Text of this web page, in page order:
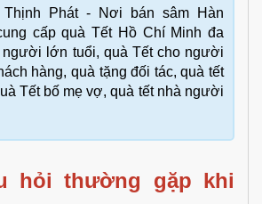
Thịnh Phát - Nơi bán sâm Hàn
cấp quà Tết Hồ Chí Minh đa
người lớn tuổi, quà Tết cho người
hàng, quà tặng đối tác, quà tết
Tết bố mẹ vợ, quà tết nhà người
hỏi thường gặp khi